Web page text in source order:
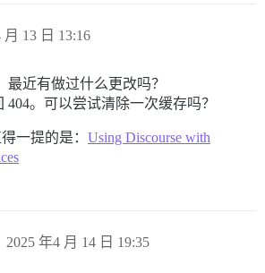
discourse/vendor/data/GeoLite2-
月 13 日 13:16
最近有做过什么更改吗？
404。可以尝试清除一次缓存吗？
一提的是： Using Discourse with
2025 年4 月 14 日 19:35